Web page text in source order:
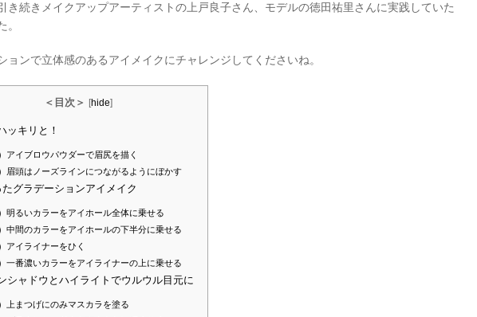
き続きメイクアップアーティストの上戸良子さん、モデルの徳田祐里さんに実践していた
。
ョンで立体感のあるアイメイクにチャレンジしてくださいね。
＜目次＞ [hide]
ッキリと！
アイブロウパウダーで眉尻を描く
眉頭はノーズラインにつながるようにぼかす
グラデーションアイメイク
明るいカラーをアイホール全体に乗せる
中間のカラーをアイホールの下半分に乗せる
アイライナーをひく
一番濃いカラーをアイライナーの上に乗せる
シャドウとハイライトでウルウル目元に
上まつげにのみマスカラを塗る